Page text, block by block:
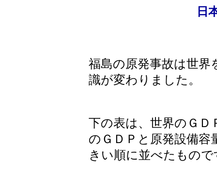
日
福島の原発事故は世界
識が変わりました。
下の表は、世界のＧＤ
のＧＤＰと原発設備容
きい順に並べたもので